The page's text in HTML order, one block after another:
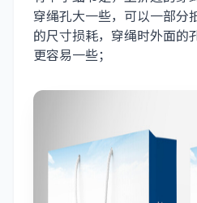
穿绳孔大一些，可以一部分
的尺寸损耗，穿绳时外面的
更容易一些；